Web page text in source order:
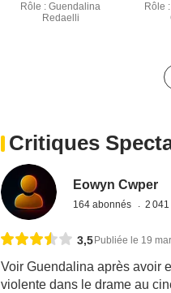
Rôle : Guendalina
Redaelli
Rôle
Critiques
Eowyn Cwper
164 abonnés 2
3,5 Publiée le 19
Voir Guendalina après avoir
violente dans le drame au